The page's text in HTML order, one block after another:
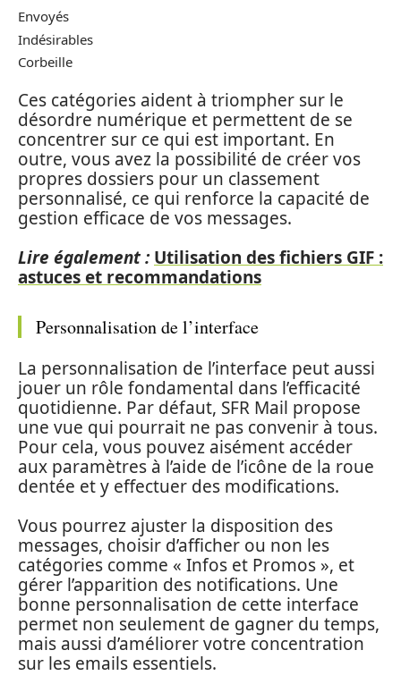
Envoyés
Indésirables
Corbeille
Ces catégories aident à triompher sur le
désordre numérique et permettent de se
concentrer sur ce qui est important. En
outre, vous avez la possibilité de créer vos
propres dossiers pour un classement
personnalisé, ce qui renforce la capacité de
gestion efficace de vos messages.
Lire également : Utilisation des fichiers GIF :
astuces et recommandations
Personnalisation de l’interface
La personnalisation de l’interface peut aussi
jouer un rôle fondamental dans l’efficacité
quotidienne. Par défaut, SFR Mail propose
une vue qui pourrait ne pas convenir à tous.
Pour cela, vous pouvez aisément accéder
aux paramètres à l’aide de l’icône de la roue
dentée et y effectuer des modifications.
Vous pourrez ajuster la disposition des
messages, choisir d’afficher ou non les
catégories comme « Infos et Promos », et
gérer l’apparition des notifications. Une
bonne personnalisation de cette interface
permet non seulement de gagner du temps,
mais aussi d’améliorer votre concentration
sur les emails essentiels.